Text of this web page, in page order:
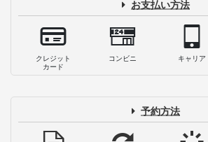
お支払い方法
クレジット
カード
コンビニ キャリア
予約方法